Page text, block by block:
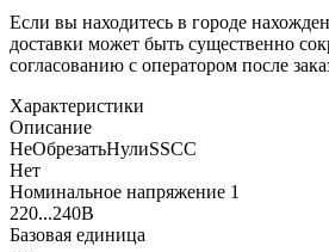
Если вы находитесь в городе
доставки может быть существенно
согласованию с оператором после
Характеристики
Описание
НеОбрезатьНулиSSCC
Нет
Номинальное напряжение 1
220...240В
Базовая единица